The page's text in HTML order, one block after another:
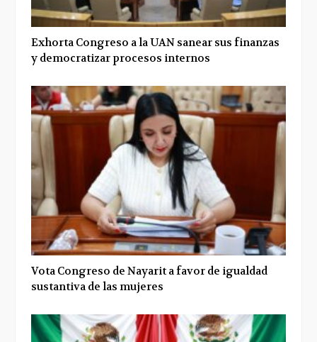
Exhorta Congreso a la UAN sanear sus finanzas
y democratizar procesos internos
Vota Congreso de Nayarit a favor de igualdad
sustantiva de las mujeres